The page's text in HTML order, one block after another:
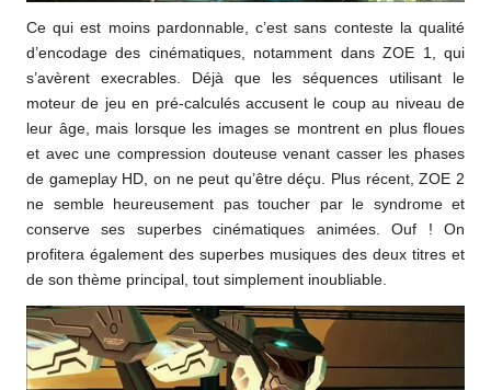
Ce qui est moins pardonnable, c’est sans conteste la qualité
d’encodage des cinématiques, notamment dans ZOE 1, qui
s’avèrent execrables. Déjà que les séquences utilisant le
moteur de jeu en pré-calculés accusent le coup au niveau de
leur âge, mais lorsque les images se montrent en plus floues
et avec une compression douteuse venant casser les phases
de gameplay HD, on ne peut qu’être déçu. Plus récent, ZOE 2
ne semble heureusement pas toucher par le syndrome et
conserve ses superbes cinématiques animées. Ouf ! On
profitera également des superbes musiques des deux titres et
de son thème principal, tout simplement inoubliable.